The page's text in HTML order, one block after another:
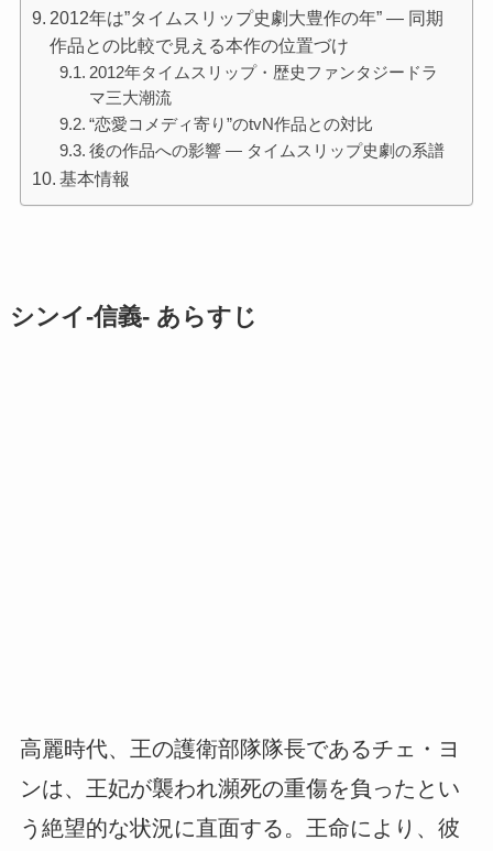
2012年は”タイムスリップ史劇大豊作の年” — 同期
作品との比較で見える本作の位置づけ
2012年タイムスリップ・歴史ファンタジードラ
マ三大潮流
“恋愛コメディ寄り”のtvN作品との対比
後の作品への影響 — タイムスリップ史劇の系譜
基本情報
シンイ-信義- あらすじ
高麗時代、王の護衛部隊隊長であるチェ・ヨ
ンは、王妃が襲われ瀕死の重傷を負ったとい
う絶望的な状況に直面する。王命により、彼